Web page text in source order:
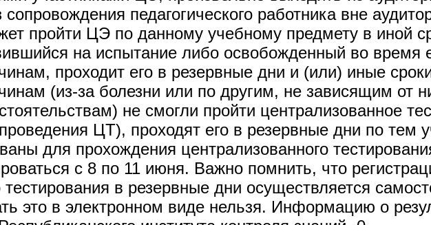
педагогического работника вне
пройти ЦЭ по данному учебному предмету в иной
на испытание либо освобожденный во время
проходит его в резервные дни и (или) иные
(из-за болезни или по другим, не зависящим от
не смогли пройти централизованное
ЦТ), проходят его в резервные дни по
для прохождения централизованного
с 8 по 11 июня. Важно помнить, что
тестирования в резервные дни осуществляется
это в электронном виде нельзя. Информацию о